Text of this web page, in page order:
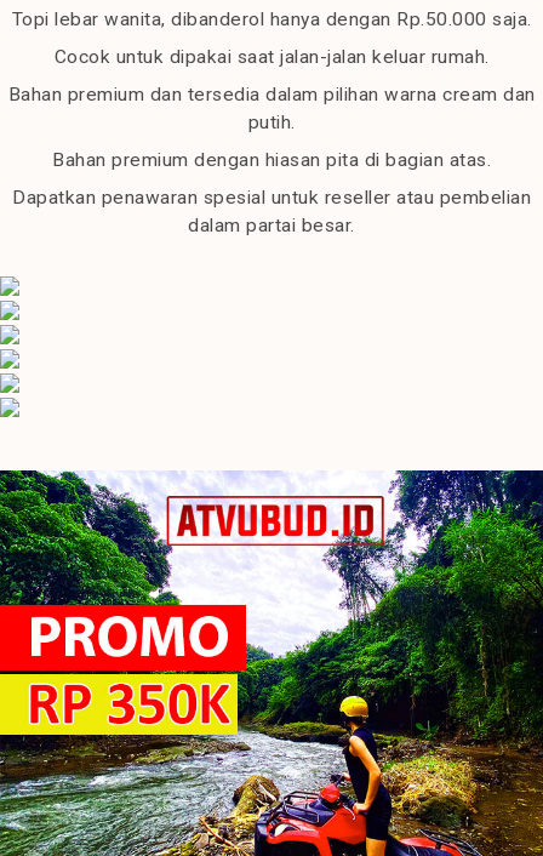
Topi lebar wanita, dibanderol hanya dengan Rp.50.000 saja.
Cocok untuk dipakai saat jalan-jalan keluar rumah.
Bahan premium dan tersedia dalam pilihan warna cream dan
putih.
Bahan premium dengan hiasan pita di bagian atas.
Dapatkan penawaran spesial untuk reseller atau pembelian
dalam partai besar.